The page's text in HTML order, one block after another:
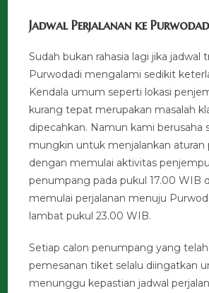
Jadwal Perjalanan ke
Sudah bukan rahasia lagi jika jadwal
Purwodadi mengalami sedikit
Kendala umum seperti lokasi
kurang tepat merupakan masalah
dipecahkan. Namun kami berusaha
mungkin untuk menjalankan aturan
dengan memulai aktivitas
penumpang pada pukul 17.00 WIB
memulai perjalanan menuju
lambat pukul 23.00 WIB.
Setiap calon penumpang yang
pemesanan tiket selalu diingatkan
menunggu kepastian jadwal